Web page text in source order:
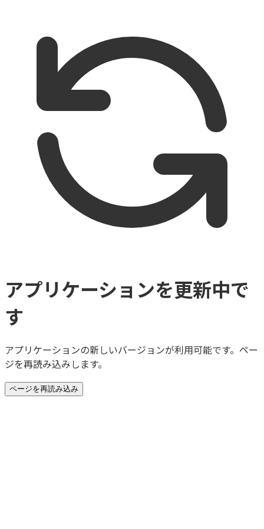
アプリケーションを更新中で
す
アプリケーションの新しいバージョンが利用可能です。ペー
ジを再読み込みします。
ページを再読み込み